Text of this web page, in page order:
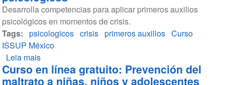
en
educación
media
superior
y
superior
línea
gratuito:
Vida
saludable
y
prevención
de
Desarrolla competencias para aplicar primeros auxilios
psicológicos en momentos de crisis.
Tags
psicologicos crisis primeros auxilios Curso
ISSUP México
Leia maissobre
Curso
en
Curso en línea gratuito: Prevención del
maltrato a niñas, niños y adolescentes